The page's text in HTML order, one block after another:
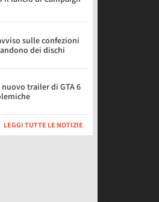
sulle confezioni
dei dischi
trailer di GTA 6
LEGGI TUTTE LE NOTIZIE